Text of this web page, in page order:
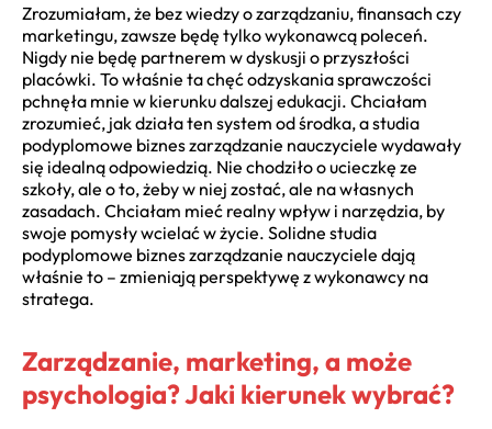
Zrozumiałam, że bez wiedzy o zarządzaniu, finansach czy
marketingu, zawsze będę tylko wykonawcą poleceń.
Nigdy nie będę partnerem w dyskusji o przyszłości
placówki. To właśnie ta chęć odzyskania sprawczości
pchnęła mnie w kierunku dalszej edukacji. Chciałam
zrozumieć, jak działa ten system od środka, a studia
podyplomowe biznes zarządzanie nauczyciele wydawały
się idealną odpowiedzią. Nie chodziło o ucieczkę ze
szkoły, ale o to, żeby w niej zostać, ale na własnych
zasadach. Chciałam mieć realny wpływ i narzędzia, by
swoje pomysły wcielać w życie. Solidne studia
podyplomowe biznes zarządzanie nauczyciele dają
właśnie to – zmieniają perspektywę z wykonawcy na
stratega.
Zarządzanie, marketing, a może
psychologia? Jaki kierunek wybrać?